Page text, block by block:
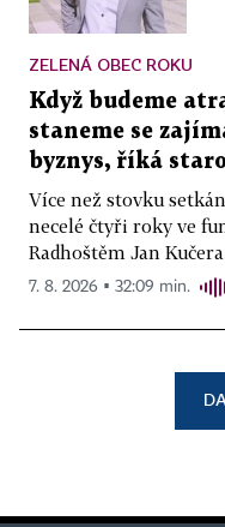
ZELENÁ OBEC ROKU
Když budeme
staneme se
byznys, říká
Více než stovku
necelé čtyři roky ve
Radhoštěm Jan
7. 8. 2026 ▪ 32:09 min.